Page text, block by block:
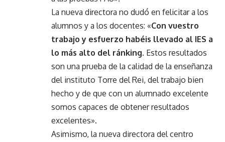
La nueva directora no dudó en felicitar a los
alumnos y a los docentes: «Con vuestro
trabajo y esfuerzo habéis llevado al IES a
lo más alto del ránking. Estos resultados
son una prueba de la calidad de la enseñanza
del instituto Torre del Rei, del trabajo bien
hecho y de que con un alumnado excelente
somos capaces de obtener resultados
excelentes».
Asimismo, la nueva directora del centro